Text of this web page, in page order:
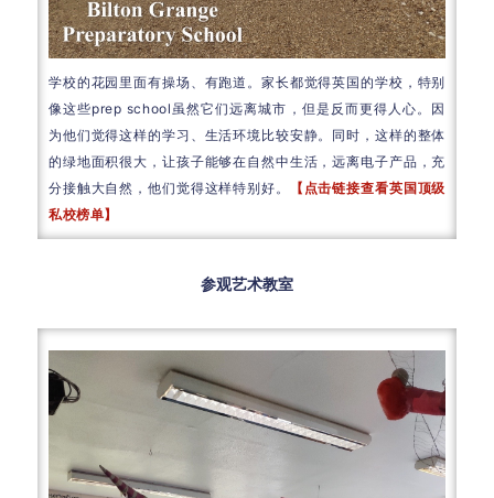
学校的花园里面有操场、有跑道。家长都觉得英国的学校，特别
像这些prep school虽然它们远离城市，但是反而更得人心。因
为他们觉得这样的学习、生活环境比较安静。同时，这样的整体
的绿地面积很大，让孩子能够在自然中生活，远离电子产品，充
分接触大自然，他们觉得这样特别好。
【点击链接查看英国顶级
私校榜单】
参观艺术教室